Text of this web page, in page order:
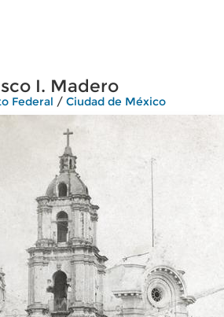
I. Madero
Federal / Ciudad de México